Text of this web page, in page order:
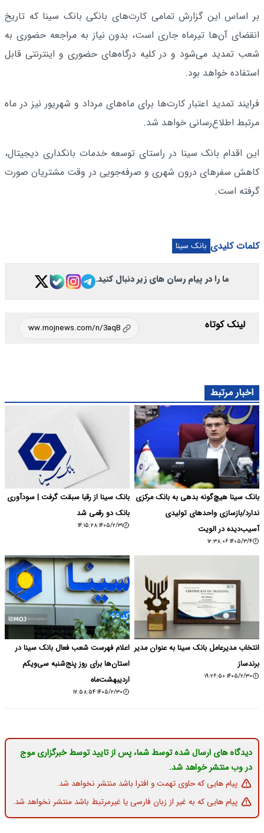
بر اساس این گزارش تمامی کارت‌های بانکی بانک سینا که تاریخ
انقضای آن‌ها تیرماه جاری است، بدون نیاز به مراجعه حضوری به
شعب تمدید می‌شود و در کلیه درگاه‌های حضوری و اینترنتی قابل
استفاده خواهد بود.
فرایند تمدید اعتبار کارت‌ها برای ماه‌های مرداد و شهریور نیز در ماه
مرتبط اطلاع‌رسانی خواهد شد.
این اقدام بانک سینا در راستای توسعه خدمات بانکداری دیجیتال،
کاهش سفرهای درون شهری و صرفه‌جویی در وقت مشتریان صورت
گرفته است.
کلمات کلیدی بانک سینا
ما را در پیام رسان های زیر دنبال کنید.
لینک کوتاه
اخبار مرتبط
بانک سینا هیچ‌گونه بدهی به بانک مرکزی
ندارد/بازسازی واحدهای تولیدی
آسیب‌دیده در الویت
۱۴۰۵/۳/۴ ۱۲:۳۸:۰۶
بانک سینا از رقبا سبقت گرفت | سودآوری
بانک دو رقمی شد
۱۴۰۵/۲/۳۱ ۱۴:۱۵:۲۸
انتخاب مدیرعامل بانک سینا به عنوان مدیر
برندساز
۱۴۰۵/۲/۳۰ ۱۹:۲۶:۵۰
اعلام فهرست شعب فعال بانک سینا در
استان‌ها برای روز پنج‌شنبه سی‌ویکم
اردیبهشت‌ماه
۱۴۰۵/۲/۳۰ ۱۷:۵۸:۵۴
دیدگاه های ارسال شده توسط شما، پس از تایید توسط خبرگزاری موج
در وب منتشر خواهد شد.
پیام هایی که حاوی تهمت و افترا باشد منتشر نخواهد شد.
پیام هایی که به غیر از زبان فارسی یا غیرمرتبط باشد منتشر نخواهد شد.